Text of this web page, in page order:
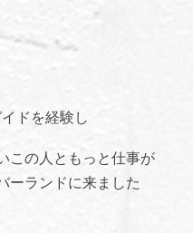
ドを経験し
この人ともっと仕事が
ーランドに来ました